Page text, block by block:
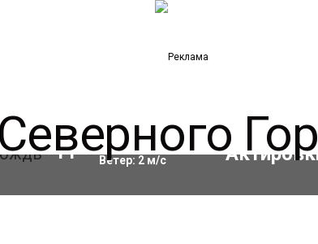
11 °C Влажность:97%
Ветер: 2м/с